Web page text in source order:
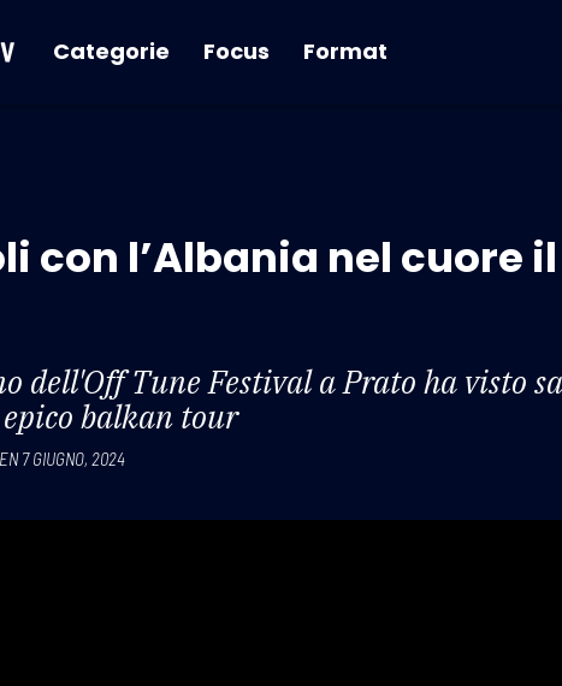
Categorie Focus Format
con l’Albania nel cuore
dell'Off Tune Festival a Prato ha visto
balkan tour
7 GIUGNO, 2024